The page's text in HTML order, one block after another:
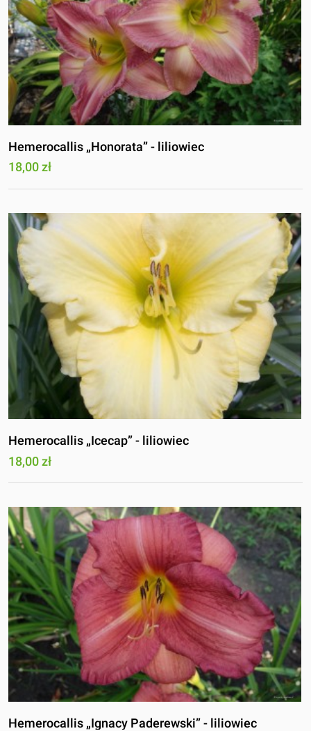
Hemerocallis „Honorata” - liliowiec
18,00 zł
Hemerocallis „Icecap” - liliowiec
18,00 zł
Hemerocallis „Ignacy Paderewski” - liliowiec